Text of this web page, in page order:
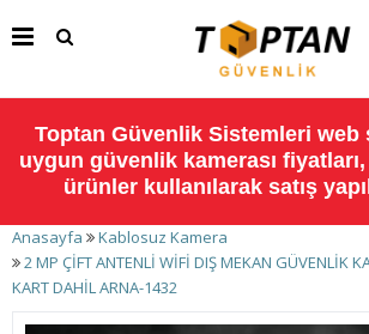
Toptan Güvenlik Sistemleri web
uygun güvenlik kamerası
ürünler kullanılarak satış
Anasayfa
Kablosuz Kamera
2 MP ÇİFT ANTENLİ WİFİ DIŞ MEKAN GÜVENLİK
KART DAHİL ARNA-1432